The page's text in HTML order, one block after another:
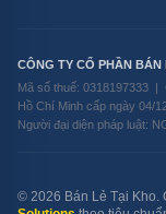
CÔNG TY CỔ PHẦN BÁN
Mã số thuế: 0318197333 |
Hồ Chí Minh cấp ngày 04/
Người đại diện pháp luật:
© 2026 Bán Lẻ Tại Kho.